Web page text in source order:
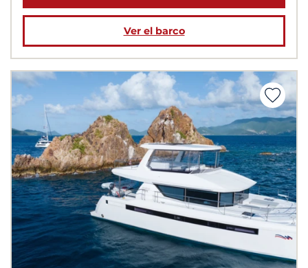
Ver el barco